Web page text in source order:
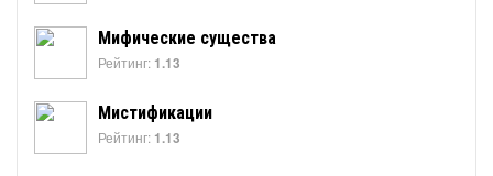
Мифические существа
Рейтинг: 1.13
Мистификации
Рейтинг: 1.13